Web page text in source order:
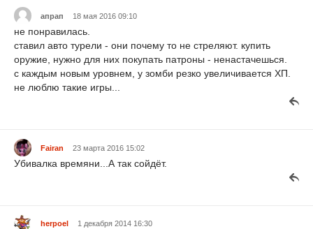
апрап 18 мая 2016 09:10
не понравилась.
ставил авто турели - они почему то не стреляют. купить
оружие, нужно для них покупать патроны - ненастачешься.
с каждым новым уровнем, у зомби резко увеличивается ХП.
не люблю такие игры...
Fairan 23 марта 2016 15:02
Убивалка времяни...А так сойдёт.
herpoel 1 декабря 2014 16:30